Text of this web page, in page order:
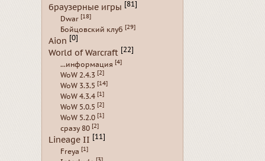
браузерные игры [81]
Dwar [18]
Бойцовский клуб [29]
Aion [0]
World of Warcraft [22]
...информация [4]
WoW 2.4.3 [2]
WoW 3.3.5 [14]
WoW 4.3.4 [1]
WoW 5.0.5 [2]
WoW 5.2.0 [1]
сразу 80 [2]
Lineage II [11]
Freya [1]